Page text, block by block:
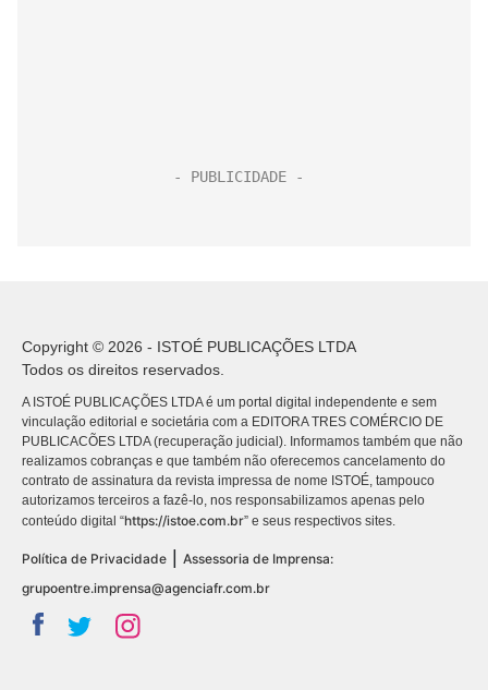
Copyright © 2026 - ISTOÉ PUBLICAÇÕES LTDA
Todos os direitos reservados.
A ISTOÉ PUBLICAÇÕES LTDA é um portal digital independente e sem
vinculação editorial e societária com a EDITORA TRES COMÉRCIO DE
PUBLICACÕES LTDA (recuperação judicial). Informamos também que não
realizamos cobranças e que também não oferecemos cancelamento do
contrato de assinatura da revista impressa de nome ISTOÉ, tampouco
autorizamos terceiros a fazê-lo, nos responsabilizamos apenas pelo
conteúdo digital “https://istoe.com.br” e seus respectivos sites.
Política de Privacidade
Assessoria de Imprensa:
grupoentre.imprensa@agenciafr.com.br